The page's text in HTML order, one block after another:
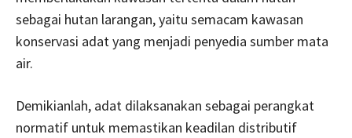
sebagai hutan larangan, yaitu semacam kawasan
konservasi adat yang menjadi penyedia sumber mata
air.
Demikianlah, adat dilaksanakan sebagai perangkat
normatif untuk memastikan keadilan distributif